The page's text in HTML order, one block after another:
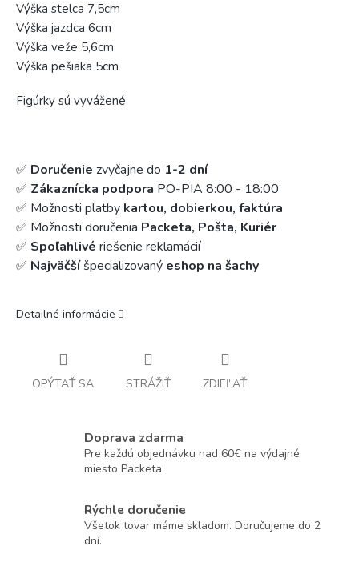
Výška stelca 7,5cm
Výška jazdca 6cm
Výška veže 5,6cm
Výška pešiaka 5cm
Figúrky sú vyvážené
✅ Doručenie zvyčajne do 1-2 dní
✅ Zákaznícka podpora PO-PIA 8:00 - 18:00
✅ Možnosti platby kartou, dobierkou, faktúra
✅ Možnosti doručenia Packeta, Pošta, Kuriér
✅ Spoľahlivé riešenie reklamácií
✅ Najväčšíšpecializovaný eshop na šachy
Detailné informácie
OPÝTAŤ SA STRÁŽIŤ ZDIEĽAŤ
Doprava zdarma
Pre každú objednávku nad 60€ na výdajné
miesto Packeta.
Rýchle doručenie
Všetok tovar máme skladom. Doručujeme do 2
dní.